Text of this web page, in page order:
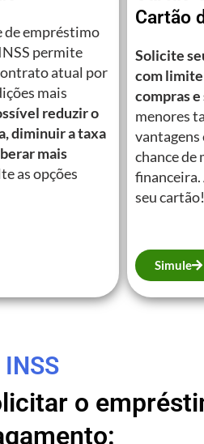
empréstimo
permite
atual por
mais
reduzir o
diminuir a taxa
mais
as opções
Cartão
Solicite
com
compras e
menores
vantagens
chance de
financeira.
seu cartão!
Simule
INSS
o